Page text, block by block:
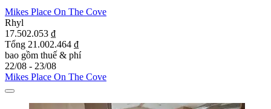
Mikes Place On The Cove
Rhyl
17.502.053 ₫
Tổng 21.002.464 ₫
bao gồm thuế & phí
22/08 - 23/08
Mikes Place On The Cove